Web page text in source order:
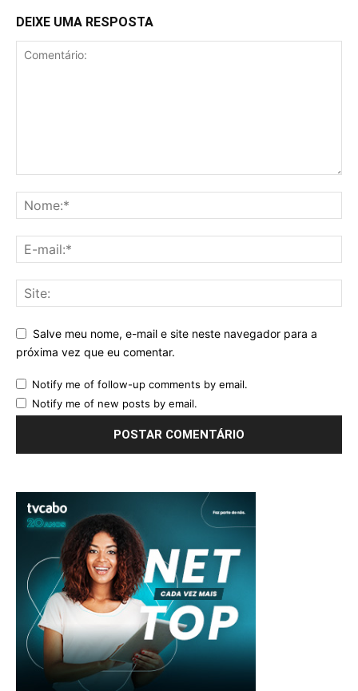
DEIXE UMA RESPOSTA
Salve meu nome, e-mail e site neste navegador para a
próxima vez que eu comentar.
Notify me of follow-up comments by email.
Notify me of new posts by email.